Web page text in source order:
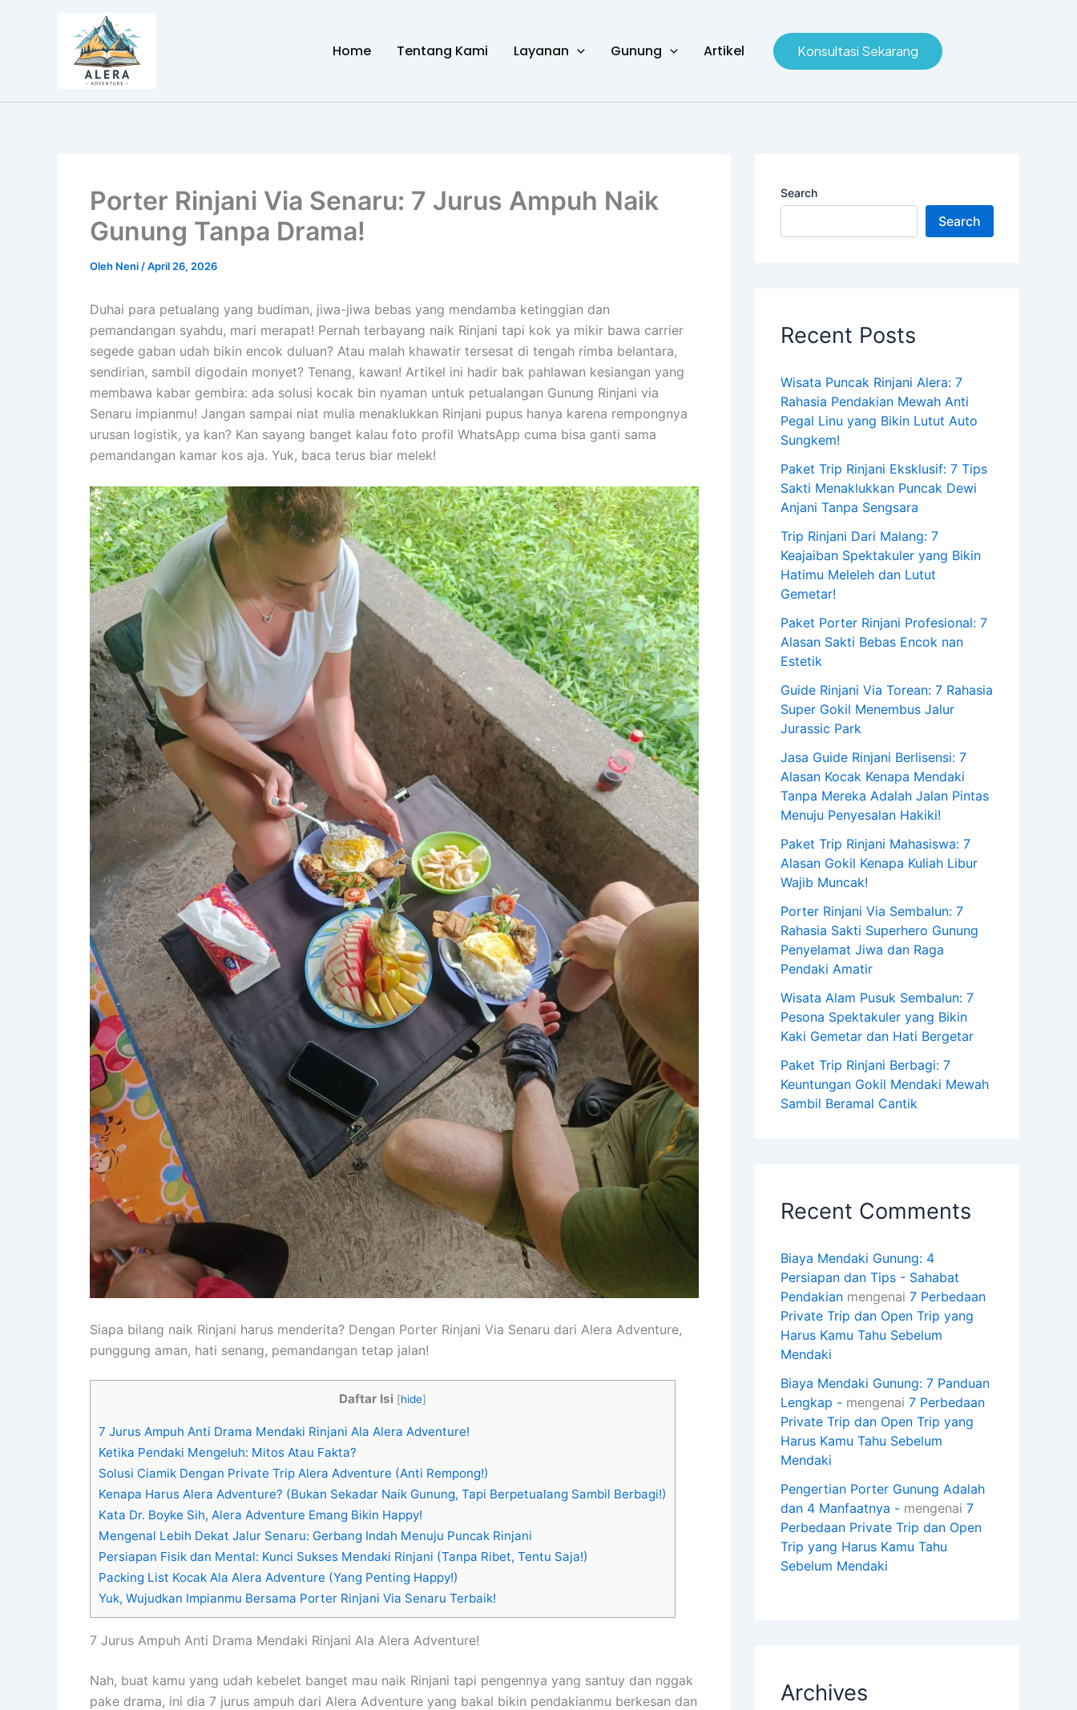
Home Tentang Kami Layanan Gunung Artikel Konsultasi Sekarang
Porter Rinjani Via Senaru: 7 Jurus Ampuh Naik
Gunung Tanpa Drama!
Oleh Neni /April 26, 2026
Duhai para petualang yang budiman, jiwa-jiwa bebas yang mendamba ketinggian dan
pemandangan syahdu, mari merapat! Pernah terbayang naik Rinjani tapi kok ya mikir bawa carrier
segede gaban udah bikin encok duluan? Atau malah khawatir tersesat di tengah rimba belantara,
sendirian, sambil digodain monyet? Tenang, kawan! Artikel ini hadir bak pahlawan kesiangan yang
membawa kabar gembira: ada solusi kocak bin nyaman untuk petualangan Gunung Rinjani via
Senaru impianmu! Jangan sampai niat mulia menaklukkan Rinjani pupus hanya karena rempongnya
urusan logistik, ya kan? Kan sayang banget kalau foto profil WhatsApp cuma bisa ganti sama
pemandangan kamar kos aja. Yuk, baca terus biar melek!
Siapa bilang naik Rinjani harus menderita? Dengan Porter Rinjani Via Senaru dari Alera Adventure,
punggung aman, hati senang, pemandangan tetap jalan!
Daftar Isi [hide]
7 Jurus Ampuh Anti Drama Mendaki Rinjani Ala Alera Adventure!
Ketika Pendaki Mengeluh: Mitos Atau Fakta?
Solusi Ciamik Dengan Private Trip Alera Adventure (Anti Rempong!)
Kenapa Harus Alera Adventure? (Bukan Sekadar Naik Gunung, Tapi Berpetualang Sambil Berbagi!)
Kata Dr. Boyke Sih, Alera Adventure Emang Bikin Happy!
Mengenal Lebih Dekat Jalur Senaru: Gerbang Indah Menuju Puncak Rinjani
Persiapan Fisik dan Mental: Kunci Sukses Mendaki Rinjani (Tanpa Ribet, Tentu Saja!)
Packing List Kocak Ala Alera Adventure (Yang Penting Happy!)
Yuk, Wujudkan Impianmu Bersama Porter Rinjani Via Senaru Terbaik!
7 Jurus Ampuh Anti Drama Mendaki Rinjani Ala Alera Adventure!
Nah, buat kamu yang udah kebelet banget mau naik Rinjani tapi pengennya yang santuy dan nggak
pake drama, ini dia 7 jurus ampuh dari Alera Adventure yang bakal bikin pendakianmu berkesan dan
Search
Search
Recent Posts
Wisata Puncak Rinjani Alera: 7
Rahasia Pendakian Mewah Anti
Pegal Linu yang Bikin Lutut Auto
Sungkem!
Paket Trip Rinjani Eksklusif: 7 Tips
Sakti Menaklukkan Puncak Dewi
Anjani Tanpa Sengsara
Trip Rinjani Dari Malang: 7
Keajaiban Spektakuler yang Bikin
Hatimu Meleleh dan Lutut
Gemetar!
Paket Porter Rinjani Profesional: 7
Alasan Sakti Bebas Encok nan
Estetik
Guide Rinjani Via Torean: 7 Rahasia
Super Gokil Menembus Jalur
Jurassic Park
Jasa Guide Rinjani Berlisensi: 7
Alasan Kocak Kenapa Mendaki
Tanpa Mereka Adalah Jalan Pintas
Menuju Penyesalan Hakiki!
Paket Trip Rinjani Mahasiswa: 7
Alasan Gokil Kenapa Kuliah Libur
Wajib Muncak!
Porter Rinjani Via Sembalun: 7
Rahasia Sakti Superhero Gunung
Penyelamat Jiwa dan Raga
Pendaki Amatir
Wisata Alam Pusuk Sembalun: 7
Pesona Spektakuler yang Bikin
Kaki Gemetar dan Hati Bergetar
Paket Trip Rinjani Berbagi: 7
Keuntungan Gokil Mendaki Mewah
Sambil Beramal Cantik
Recent Comments
Biaya Mendaki Gunung: 4
Persiapan dan Tips - Sahabat
Pendakian mengenai 7 Perbedaan
Private Trip dan Open Trip yang
Harus Kamu Tahu Sebelum
Mendaki
Biaya Mendaki Gunung: 7 Panduan
Lengkap - mengenai 7 Perbedaan
Private Trip dan Open Trip yang
Harus Kamu Tahu Sebelum
Mendaki
Pengertian Porter Gunung Adalah
dan 4 Manfaatnya - mengenai 7
Perbedaan Private Trip dan Open
Trip yang Harus Kamu Tahu
Sebelum Mendaki
Archives